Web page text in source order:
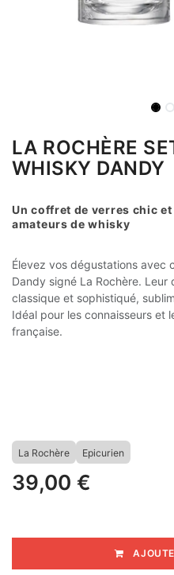
LA ROCHÈRE
WHISKY DANDY
Un coffret de verres chic
amateurs de whisky
Élevez vos dégustations avec
Dandy signé La Rochère.
classique et sophistiqué,
Idéal pour les connaisseurs et
française.
La Rochère Epicurien
39,00 €